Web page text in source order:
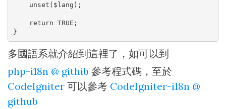
    unset($lang);
    return TRUE;
}
多國語系就介紹到這裡了，如可以到
php-i18n @ githib 參考程式碼，至於
CodeIgniter 可以參考 CodeIgniter-i18n @
github